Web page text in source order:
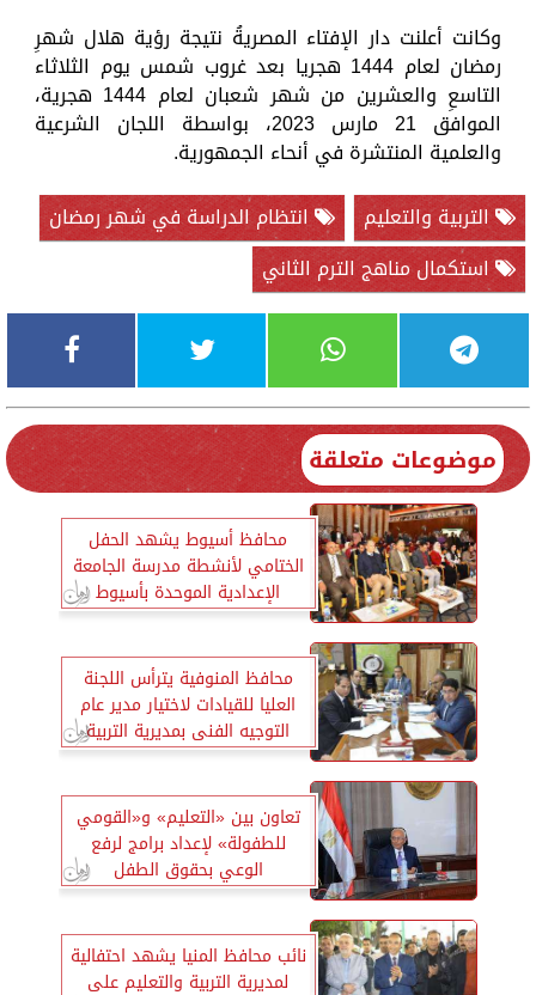
وكانت أعلنت دار الإفتاء المصريةُ نتيجة رؤية هلال شهرِ
رمضان لعام 1444 هجريا بعد غروب شمس يوم الثلاثاء
التاسعِ والعشرين من شهر شعبان لعام 1444 هجرية،
الموافق 21 مارس 2023، بواسطة اللجان الشرعية
والعلمية المنتشرة في أنحاء الجمهورية.
التربية والتعليم
انتظام الدراسة في شهر رمضان
استكمال مناهج الترم الثاني
موضوعات متعلقة
محافظ أسيوط يشهد الحفل
الختامي لأنشطة مدرسة الجامعة
الإعدادية الموحدة بأسيوط
محافظ المنوفية يترأس اللجنة
العليا للقيادات لاختيار مدير عام
التوجيه الفنى بمديرية التربية
والتعليم
تعاون بين «التعليم» و«القومي
للطفولة» لإعداد برامج لرفع
الوعي بحقوق الطفل
نائب محافظ المنيا يشهد احتفالية
لمديرية التربية والتعليم على